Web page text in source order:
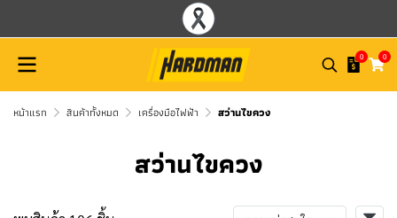
0 0
หน้าแรก สินค้าทั้งหมด เครื่องมือไฟฟ้า สว่านไขควง
สว่านไขควง